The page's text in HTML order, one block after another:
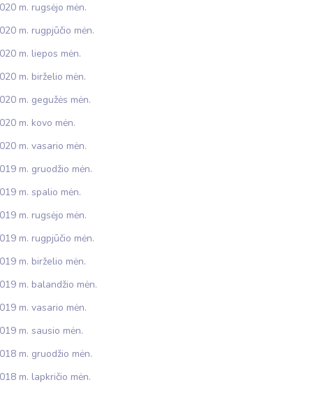
m. rugsėjo mėn.
m. rugpjūčio mėn.
m. liepos mėn.
m. birželio mėn.
m. gegužės mėn.
m. kovo mėn.
m. vasario mėn.
m. gruodžio mėn.
m. spalio mėn.
m. rugsėjo mėn.
m. rugpjūčio mėn.
m. birželio mėn.
m. balandžio mėn.
m. vasario mėn.
m. sausio mėn.
m. gruodžio mėn.
m. lapkričio mėn.